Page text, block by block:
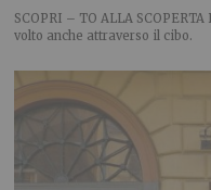
SCOPRI – TO ALLA
volto anche attraverso il cibo.